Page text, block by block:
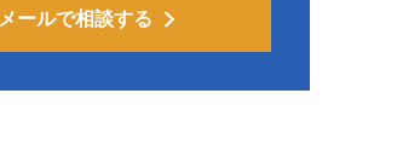
メールで相談する